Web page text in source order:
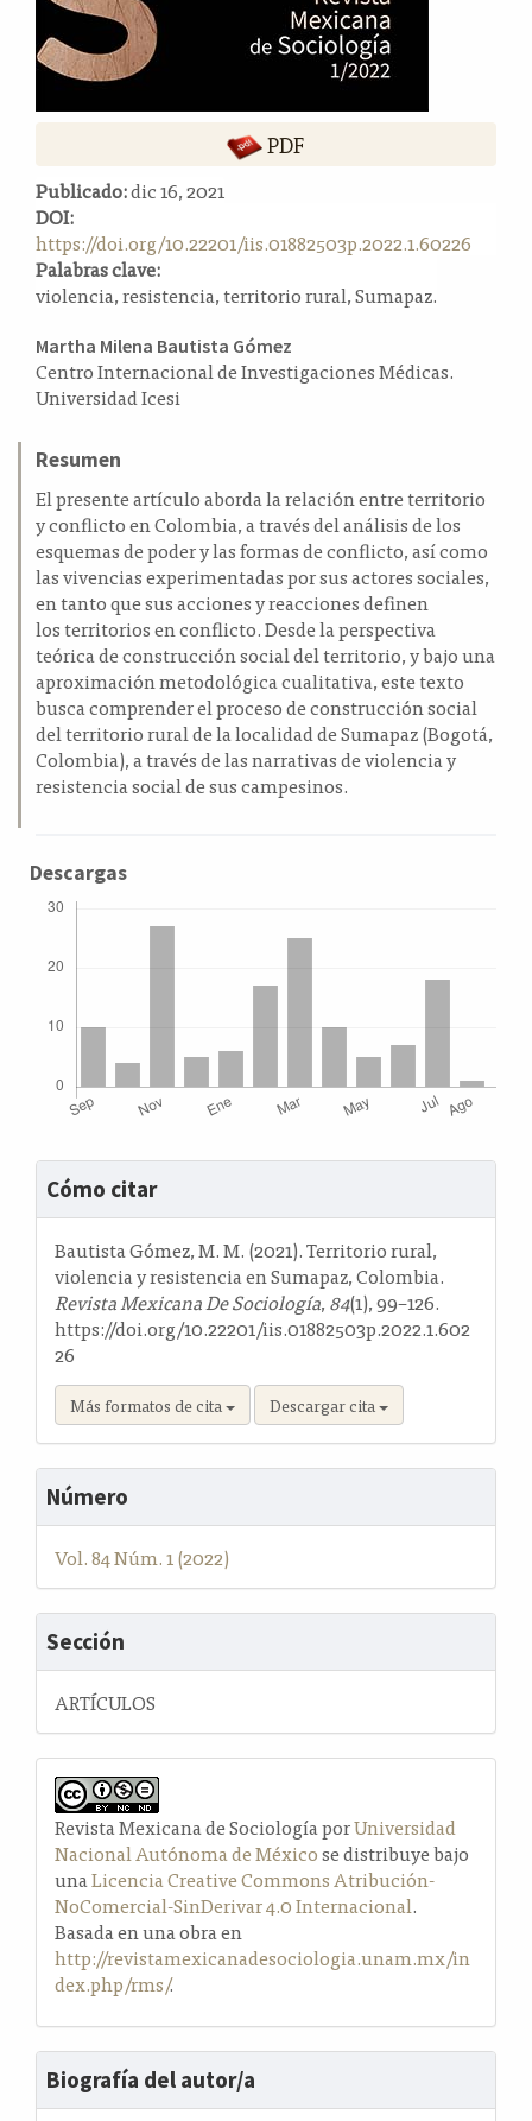
l
a
l
PDF
Publicado:dic 16, 2021
DOI:
https://doi.org/10.22201/iis.01882503p.2022.1.60226
Palabras clave:
violencia, resistencia, territorio rural, Sumapaz.
Contenido
principal
del
artículo
Martha Milena Bautista Gómez
Centro Internacional de Investigaciones Médicas.
Universidad Icesi
Resumen
El presente artículo aborda la relación entre territorio
y conflicto en Colombia, a través del análisis de los
esquemas de poder y las formas de conflicto, así como
las vivencias experimentadas por sus actores sociales,
en tanto que sus acciones y reacciones definen
los territorios en conflicto. Desde la perspectiva
teórica de construcción social del territorio, y bajo una
aproximación metodológica cualitativa, este texto
busca comprender el proceso de construcción social
del territorio rural de la localidad de Sumapaz (Bogotá,
Colombia), a través de las narrativas de violencia y
resistencia social de sus campesinos.
Descargas
Detalles
del
artículo
Cómo citar
Bautista Gómez, M. M. (2021). Territorio rural,
violencia y resistencia en Sumapaz, Colombia.
Revista Mexicana De Sociología,84(1), 99–126.
https://doi.org/10.22201/iis.01882503p.2022.1.602
26
Más formatos de cita Descargar cita
Número
Vol. 84 Núm. 1 (2022)
Sección
ARTÍCULOS
Revista Mexicana de Sociología porUniversidad
Nacional Autónoma de Méxicose distribuye bajo
unaLicencia Creative Commons Atribución-
NoComercial-SinDerivar 4.0 Internacional.
Basada en una obra en
http://revistamexicanadesociologia.unam.mx/in
dex.php/rms/.
Biografía del autor/a